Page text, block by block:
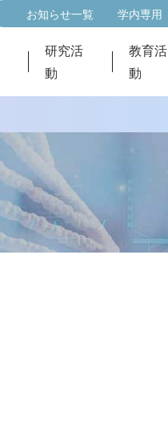
お知らせ一覧 学内専用
研究活
動
教育活
動